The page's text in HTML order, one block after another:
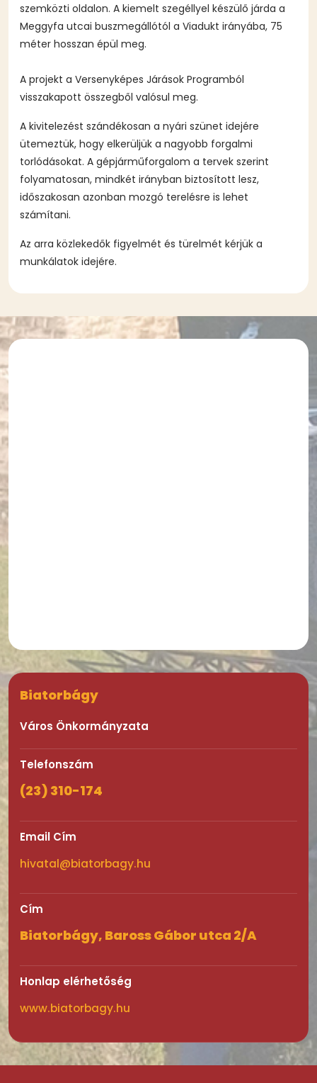
szemközti oldalon. A kiemelt szegéllyel készülő járda a
Meggyfa utcai buszmegállótól a Viadukt irányába, 75
méter hosszan épül meg.
A projekt a Versenyképes Járások Programból
visszakapott összegből valósul meg.
A kivitelezést szándékosan a nyári szünet idejére
ütemeztük, hogy elkerüljük a nagyobb forgalmi
torlódásokat. A gépjárműforgalom a tervek szerint
folyamatosan, mindkét irányban biztosított lesz,
időszakosan azonban mozgó terelésre is lehet
számítani.
Az arra közlekedők figyelmét és türelmét kérjük a
munkálatok idejére.
Biatorbágy
Város Önkormányzata
Telefonszám
(23) 310-174
Email Cím
hivatal@biatorbagy.hu
Cím
Biatorbágy, Baross Gábor utca 2/A
Honlap elérhetőség
www.biatorbagy.hu